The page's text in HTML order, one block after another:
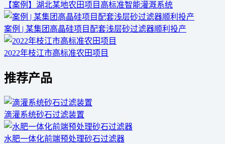
【案例】湖北某地农田项目高标准智能灌溉系统
案例 | 某集团高晶硅项目配套浅层砂过滤器顺利投产
2022年枝江市高标准农田项目
推荐产品
滴灌系统砂石过滤装置
水肥一体化前端预处理砂石过滤器